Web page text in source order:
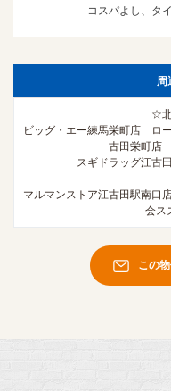
コスパよし、タ
周
☆
ビッグ・エー練馬栄町店 ロ
古田栄町店
スギドラッグ江
マルマンストア江古田駅南
会ス
この物